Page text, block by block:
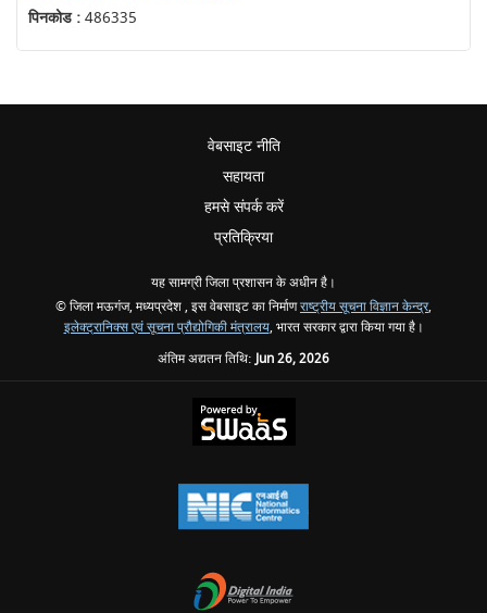
पिनकोड :486335
वेबसाइट नीति
सहायता
हमसे संपर्क करें
प्रतिक्रिया
यह सामग्री जिला प्रशासन के अधीन है।
© जिला मऊगंज, मध्यप्रदेश , इस वेबसाइट का निर्माणराष्ट्रीय सूचना विज्ञान केन्द्र,
इलेक्ट्रानिक्स एवं सूचना प्रौद्योगिकी मंत्रालय, भारत सरकार द्वारा किया गया है।
अंतिम अद्यतन तिथि:Jun 26, 2026